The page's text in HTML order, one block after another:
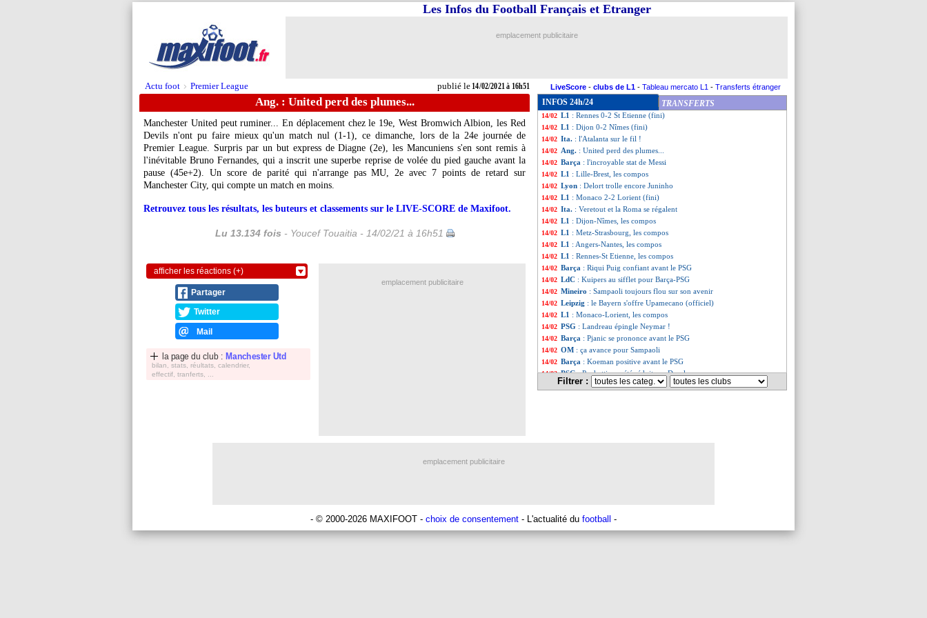
Actu foot > Premier League publié le14/02/2021 à 16h51
Les Infos du Football Français et Etranger
emplacement publicitaire
LiveScore - clubs de L1 - Tableau mercato L1 - Transferts étranger
Ang. : United perd des plumes...
Manchester United peut ruminer... En déplacement chez le 19e, West Bromwich Albion, les Red
Devils n'ont pu faire mieux qu'un match nul (1-1), ce dimanche, lors de la 24e journée de
Premier League. Surpris par un but express de Diagne (2e), les Mancuniens s'en sont remis à
l'inévitable Bruno Fernandes, qui a inscrit une superbe reprise de volée du pied gauche avant la
pause (45e+2). Un score de parité qui n'arrange pas MU, 2e avec 7 points de retard sur
Manchester City, qui compte un match en moins.
Retrouvez tous les résultats, les buteurs et classements sur le LIVE-SCORE de Maxifoot.
Lu 13.134 fois - Youcef Touaitia - 14/02/21 à 16h51
afficher les réactions (+)
Partager
Twitter
Mail
la page du club : Manchester Utd
bilan, stats, réultats, calendrier,
effectif, tranferts, ...
INFOS 24h/24 TRANSFERTS
14/02 Rennes : le coup de gueule de Stéphan
14/02 Nantes
14/02 L1: Angers 1-3 Nantes (fini)
14/02 L1: Metz 1-2 Strasbourg (fini)
14/02 L1 : Rennes 0-2 St Etienne (fini)
14/02 L1 : Dijon 0-2 Nîmes (fini)
14/02 Ita. : l'Atalanta sur le fil !
14/02 Ang. : United perd des plumes...
14/02 Barça : l'incroyable stat de Messi
14/02 L1 : Lille-Brest, les compos
14/02 Lyon : Delort trolle encore Juninho
14/02 L1 : Monaco 2-2 Lorient (fini)
14/02 Ita. : Veretout et la Roma se régalent
14/02 L1 : Dijon-Nîmes, les compos
14/02 L1 : Metz-Strasbourg, les compos
14/02 L1 : Angers-Nantes, les compos
14/02 L1 : Rennes-St Etienne, les compos
14/02 Barça : Riqui Puig confiant avant le PSG
14/02 LdC : Kuipers au sifflet pour Barça-PSG
14/02 Mineiro : Sampaoli toujours flou sur son avenir
14/02 Leipzig : le Bayern s'offre Upamecano (officiel)
14/02 L1 : Monaco-Lorient, les compos
14/02 PSG : Landreau épingle Neymar !
14/02 Barça : Pjanic se prononce avant le PSG
14/02 OM : ça avance pour Sampaoli
14/02 Barça : Koeman positive avant le PSG
14/02 PSG: Pochettino a été séduit par Draxler
Man City : Guardiola peste contre Rodri
Filtrer :
emplacement publicitaire
emplacement publicitaire
- © 2000-2026 MAXIFOOT - choix de consentement - L'actualité du football -